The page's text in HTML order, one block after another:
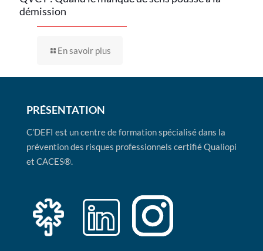
démission
En savoir plus
PRÉSENTATION
C’DEFI est un centre de formation spécialisé dans la
prévention des risques professionnels certifié Qualiopi
et CACES®.